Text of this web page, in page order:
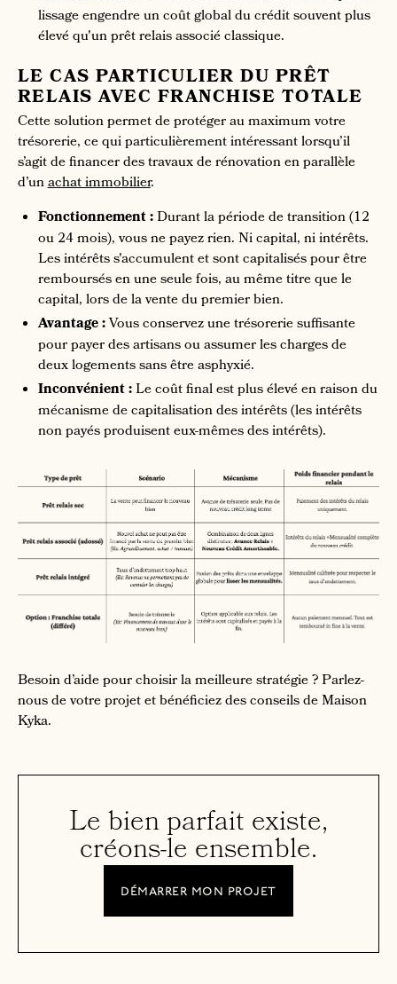
lissage engendre un coût global du crédit souvent plus
élevé qu'un prêt relais associé classique.
LE CAS PARTICULIER DU PRÊT
RELAIS AVEC FRANCHISE TOTALE
Cette solution permet de protéger au maximum votre
trésorerie, ce qui particulièrement intéressant lorsqu’il
s’agit de financer des travaux de rénovation en parallèle
d’unachat immobilier.
Fonctionnement :Durant la période de transition (12
ou 24 mois), vous ne payez rien. Ni capital, ni intérêts.
Les intérêts s'accumulent et sont capitalisés pour être
remboursés en une seule fois, au même titre que le
capital, lors de la vente du premier bien.
Avantage :Vous conservez une trésorerie suffisante
pour payer des artisans ou assumer les charges de
deux logements sans être asphyxié.
Inconvénient :Le coût final est plus élevé en raison du
mécanisme de capitalisation des intérêts (les intérêts
non payés produisent eux-mêmes des intérêts).
Besoin d’aide pour choisir la meilleure stratégie ? Parlez-
nous de votre projet et bénéficiez des conseils de Maison
Kyka.
Le bien parfait existe,
créons-le ensemble.
démarrer mon projet